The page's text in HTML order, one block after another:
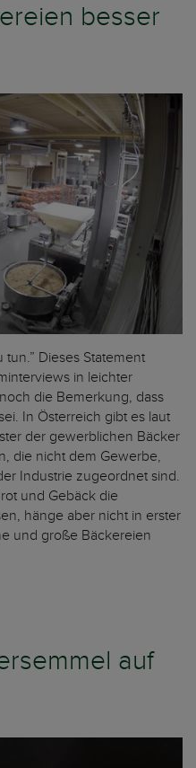
besser
tun.” Dieses Statement
in leichter
die Bemerkung, dass
In Österreich gibt es laut
der gewerblichen Bäcker
die nicht dem Gewerbe,
Industrie zugeordnet sind.
und Gebäck die
hänge aber nicht in erster
und große Bäckereien
auf